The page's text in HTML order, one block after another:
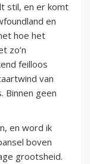
stil, en er komt
en
hoe het
zo’n
feilloos
van
Binnen geen
en word ik
boven
grootsheid.